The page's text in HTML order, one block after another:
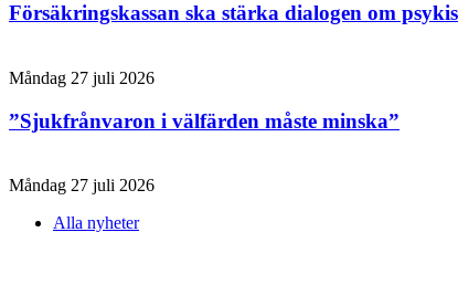
Försäkringskassan ska stärka dialogen om
Måndag 27 juli 2026
”Sjukfrånvaron i välfärden måste minska”
Måndag 27 juli 2026
Alla nyheter